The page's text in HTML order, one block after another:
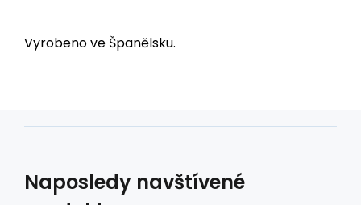
Vyrobeno ve Španělsku.
Naposledy navštívené